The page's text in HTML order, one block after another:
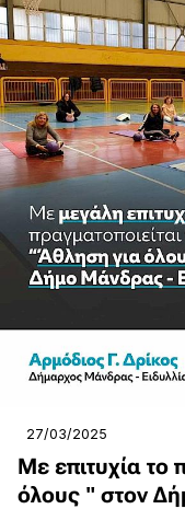
27/03/2025
Με επιτυχία
όλους " στον